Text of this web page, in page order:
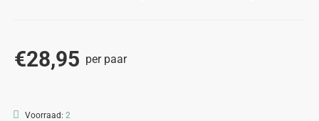
€28,95 per paar
Voorraad: 2